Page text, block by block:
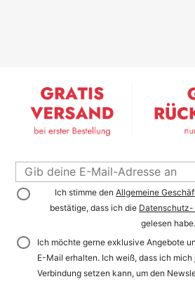
Ich stimme denAllgemeine
bestätige, dass ich die
gelesen habe.
Ich möchte gerne exklusive Angebote
E-Mail erhalten. Ich weiß, dass ich mich
Verbindung setzen kann, um den